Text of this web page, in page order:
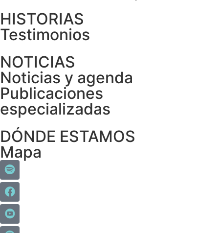
HISTORIAS
Testimonios
NOTICIAS
Noticias y agenda
Publicaciones
especializadas
DÓNDE ESTAMOS
Mapa